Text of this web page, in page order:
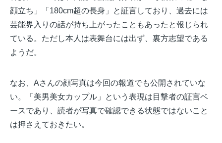
顔立ち」「180cm超の長身」と証言しており、過去には
芸能界入りの話が持ち上がったこともあったと報じられ
ている。ただし本人は表舞台には出ず、裏方志望である
ようだ。
なお、Aさんの顔写真は今回の報道でも公開されていな
い。「美男美女カップル」という表現は目撃者の証言ベ
ースであり、読者が写真で確認できる状態ではないこと
は押さえておきたい。